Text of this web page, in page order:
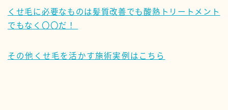
くせ毛に必要なものは髪質改善でも酸熱トリートメント
でもなく〇〇だ！
その他くせ毛を活かす施術実例はこちら